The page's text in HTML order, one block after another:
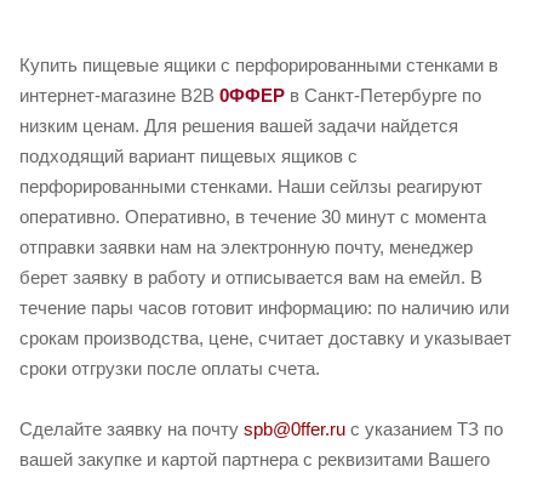
Купить пищевые ящики с перфорированными стенками в
интернет-магазине B2B 0ФФЕР в Санкт-Петербурге по
низким ценам. Для решения вашей задачи найдется
подходящий вариант пищевых ящиков с
перфорированными стенками. Наши сейлзы реагируют
оперативно. Оперативно, в течение 30 минут с момента
отправки заявки нам на электронную почту, менеджер
берет заявку в работу и отписывается вам на емейл. В
течение пары часов готовит информацию: по наличию или
срокам производства, цене, считает доставку и указывает
сроки отгрузки после оплаты счета.
Сделайте заявку на почту spb@0ffer.ru с указанием ТЗ по
вашей закупке и картой партнера с реквизитами Вашего